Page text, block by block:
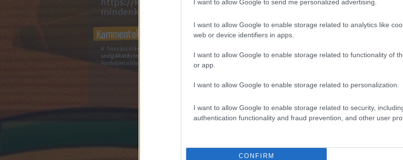
I want to allow Google to send me personalized advertising.
I want to allow Google to enable storage related to analytics like
web or device identifiers in apps.
I want to allow Google to enable storage related to functionality of
or app.
I want to allow Google to enable storage related to personalization.
I want to allow Google to enable storage related to security,
authentication functionality and fraud prevention, and other user
CONFIRM
mindenkinek.blog.hu/api/trackback/id/13592961
Kommentek:
A hozzászólások a
szolgáltatás technikai
üzemeltetője semmilyen felelősséget nem vállal, azokat nem ellenőrzi. Kifogás esetén
forduljon a blog szerkesztőjéhez. Részletek a